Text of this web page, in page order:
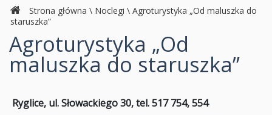
Strona główna \ Noclegi \ Agroturystyka „Od maluszka do
staruszka”
Agroturystyka „Od
maluszka do staruszka”
Ryglice, ul. Słowackiego 30, tel. 517 754, 554